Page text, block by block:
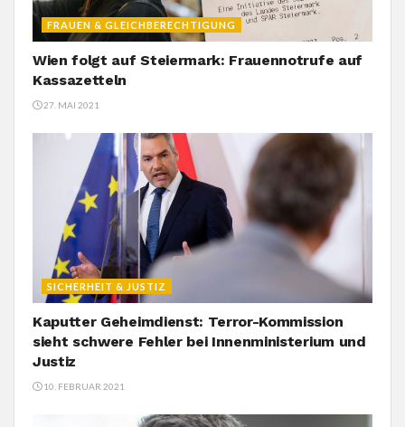
FRAUEN & GLEICHBERECHTIGUNG
Wien folgt auf Steiermark: Frauennotrufe auf
Kassazetteln
27. MAI 2021
SICHERHEIT & JUSTIZ
Kaputter Geheimdienst: Terror-Kommission
sieht schwere Fehler bei Innenministerium und
Justiz
10. FEBRUAR 2021